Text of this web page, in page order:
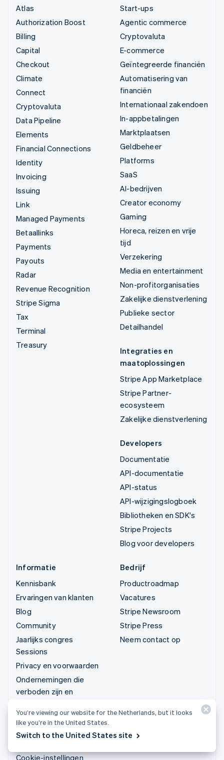
Atlas
Authorization Boost
Billing
Capital
Checkout
Climate
Connect
Cryptovaluta
Data Pipeline
Elements
Financial Connections
Identity
Invoicing
Issuing
Link
Managed Payments
Betaallinks
Payments
Payouts
Radar
Revenue Recognition
Stripe Sigma
Tax
Terminal
Treasury
Start-ups
Agentic commerce
Cryptovaluta
E-commerce
Geïntegreerde financiën
Automatisering van
financiën
Internationaal zakendoen
In-appbetalingen
Marktplaatsen
Geldbeheer
Platforms
SaaS
AI-bedrijven
Creator economy
Gaming
Horeca, reizen en vrije
tijd
Verzekering
Media en entertainment
Non-profitorganisaties
Zakelijke dienstverlening
Publieke sector
Detailhandel
Integraties en
maatoplossingen
Stripe App Marketplace
Stripe Partner-
ecosysteem
Zakelijke dienstverlening
Developers
Documentatie
API-documentatie
API-status
API-wijzigingslogboek
Bibliotheken en SDK's
Stripe Projects
Blog voor developers
Informatie
Kennisbank
Ervaringen van klanten
Blog
Community
Jaarlijks congres
Sessions
Privacy en voorwaarden
Ondernemingen die
verboden zijn en
gelden
Licenties
Cookie-instellingen
Bedrijf
Productroadmap
Vacatures
Stripe Newsroom
Stripe Press
Neem contact op
You’re viewing our website for the Netherlands, but it looks
like you’re in the United States.
Switch to the United States site